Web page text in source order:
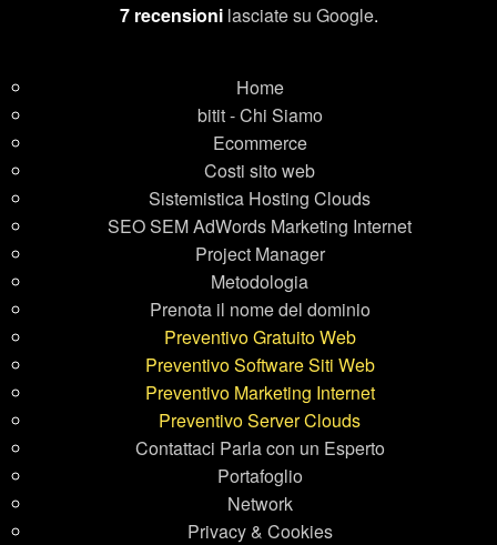
7 recensioni lasciate su Google.
Home
bitit - Chi Siamo
Ecommerce
Costi sito web
Sistemistica Hosting Clouds
SEO SEM AdWords Marketing Internet
Project Manager
Metodologia
Prenota il nome del dominio
Preventivo Gratuito Web
Preventivo Software Siti Web
Preventivo Marketing Internet
Preventivo Server Clouds
Contattaci Parla con un Esperto
Portafoglio
Network
Privacy & Cookies